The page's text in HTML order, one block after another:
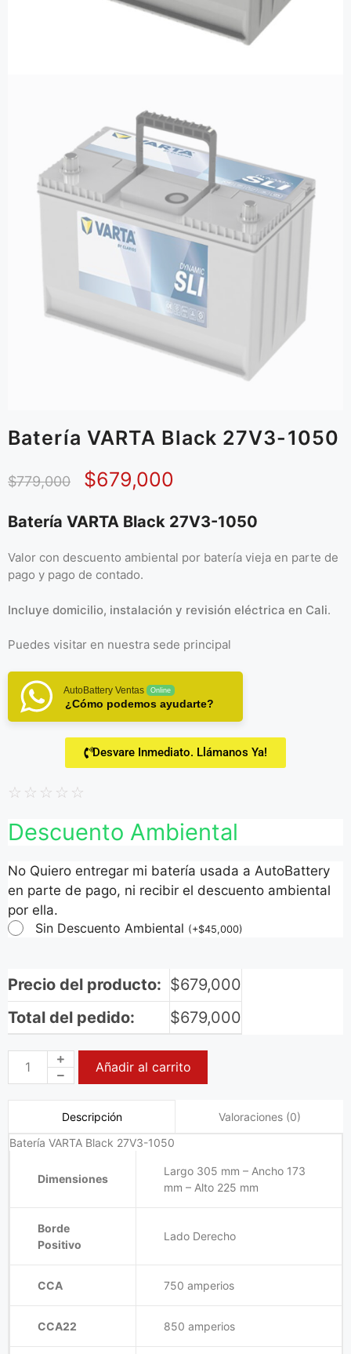
Batería VARTA Black 27V3-1050
$779,000 $679,000
Batería VARTA Black 27V3-1050
Valor con descuento ambiental por batería vieja en parte de
pago y pago de contado.
Incluye domicilio, instalación y revisión eléctrica en Cali.
Puedes visitar en nuestra sede principal
AutoBattery Ventas Online
¿Cómo podemos ayudarte?
Desvare Inmediato. Llámanos Ya!
☆ ☆ ☆ ☆ ☆
Descuento Ambiental
No Quiero entregar mi batería usada a AutoBattery
en parte de pago, ni recibir el descuento ambiental
por ella.
Sin Descuento Ambiental (+$45,000)
Precio del producto: $679,000
Total del pedido:
$679,000
Añadir al carrito
Descripción
Valoraciones (0)
Batería VARTA Black 27V3-1050
Dimensiones
Largo 305 mm – Ancho 173
mm – Alto 225 mm
Borde
Positivo
Lado Derecho
CCA 750 amperios
CCA22 850 amperios